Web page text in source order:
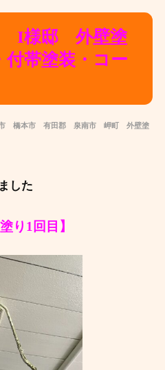
I様邸 外壁塗
付帯塗装・コー
橋本市 有田郡 泉南市 岬町 外壁塗
した
り1回目】